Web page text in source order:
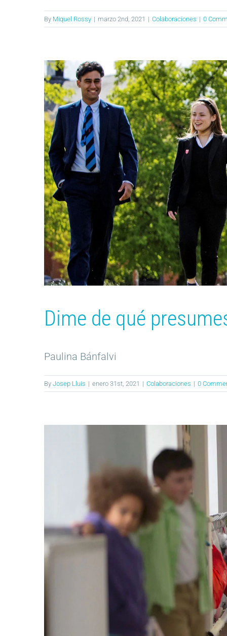
By Miquel Rossy | marzo 2nd, 2021 | Colaboraciones | 0
Dime de qué
Paulina Bánfalvi
By Josep Lluis | enero 31st, 2021 | Colaboraciones | 0